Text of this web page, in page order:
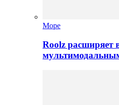
Море
Roolz расширяет